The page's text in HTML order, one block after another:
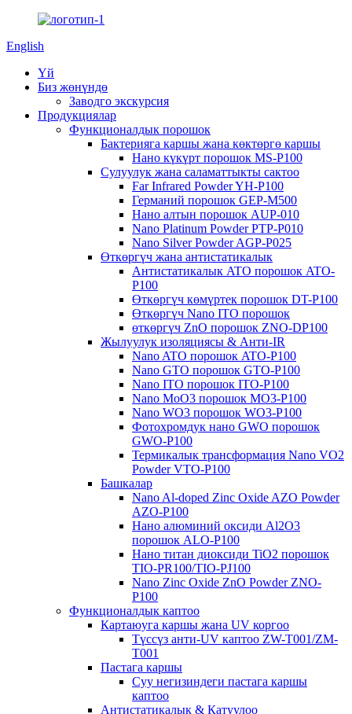
English
Үй
Биз жөнүндө
Заводго экскурсия
Продукциялар
Функционалдык порошок
Бактерияга каршы жана көктөргө каршы
Нано күкүрт порошок MS-P100
Сулуулук жана саламаттыкты сактоо
Far Infrared Powder YH-P100
Германий порошок GEP-M500
Нано алтын порошок AUP-010
Nano Platinum Powder PTP-P010
Nano Silver Powder AGP-P025
Өткөргүч жана антистатикалык
Антистатикалык ATO порошок ATO-
P100
Өткөргүч көмүртек порошок DT-P100
Өткөргүч Nano ITO порошок
өткөргүч ZnO порошок ZNO-DP100
Жылуулук изоляциясы & Анти-IR
Nano ATO порошок ATO-P100
Nano GTO порошок GTO-P100
Nano ITO порошок ITO-P100
Nano MoO3 порошок MO3-P100
Nano WO3 порошок WO3-P100
Фотохромдук нано GWO порошок
GWO-P100
Термикалык трансформация Nano VO2
Powder VTO-P100
Башкалар
Nano Al-doped Zinc Oxide AZO Powder
AZO-P100
Нано алюминий оксиди Al2O3
порошок ALO-P100
Нано титан диоксиди TiO2 порошок
TIO-PR100/TIO-PJ100
Nano Zinc Oxide ZnO Powder ZNO-
P100
Функционалдык каптоо
Картаюуга каршы жана UV коргоо
Түссүз анти-UV каптоо ZW-T001/ZM-
T001
Пастага каршы
Суу негизиндеги пастага каршы
каптоо
Антистатикалык & Катуулоо